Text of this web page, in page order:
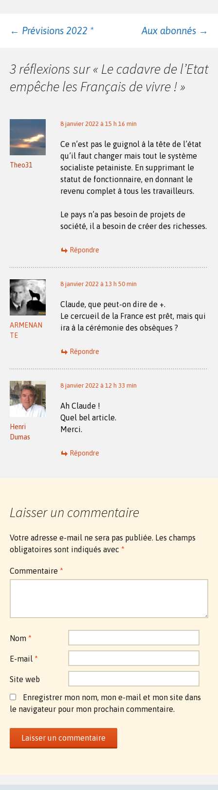
Navigation
des
articles
← Prévisions 2022 * Aux abonnés →
3 réflexions sur « Le cadavre de l’Etat
empêche les Français de vivre !»
Theo31
8 janvier 2022 à 15 h 16 min
Ce n’est pas le guignol à la tête de l’état
qu’il faut changer mais tout le système
socialiste petainiste. En supprimant le
statut de fonctionnaire, en donnant le
revenu complet à tous les travailleurs.
Le pays n’a pas besoin de projets de
société, il a besoin de créer des richesses.
Répondre
ARMENAN
TE
8 janvier 2022 à 13 h 50 min
Claude, que peut-on dire de +.
Le cercueil de la France est prêt, mais qui
ira à la cérémonie des obsèques ?
Répondre
Henri
Dumas
8 janvier 2022 à 12 h 33 min
Ah Claude !
Quel bel article.
Merci.
Répondre
Laisser un commentaire
Votre adresse e-mail ne sera pas publiée. Les champs
obligatoires sont indiqués avec *
Commentaire *
Nom *
E-mail *
Site web
Enregistrer mon nom, mon e-mail et mon site dans
le navigateur pour mon prochain commentaire.